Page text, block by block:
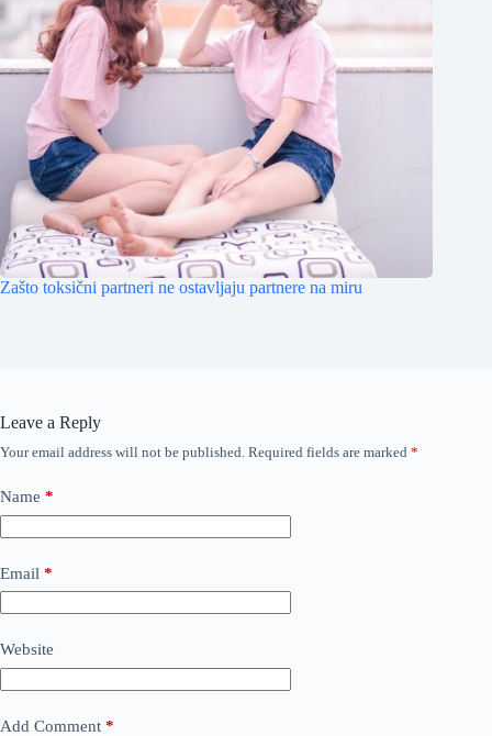
Zašto toksični partneri ne ostavljaju partnere na miru
Leave a Reply
Your email address will not be published. Required fields are marked *
Name *
Email *
Website
Add Comment *